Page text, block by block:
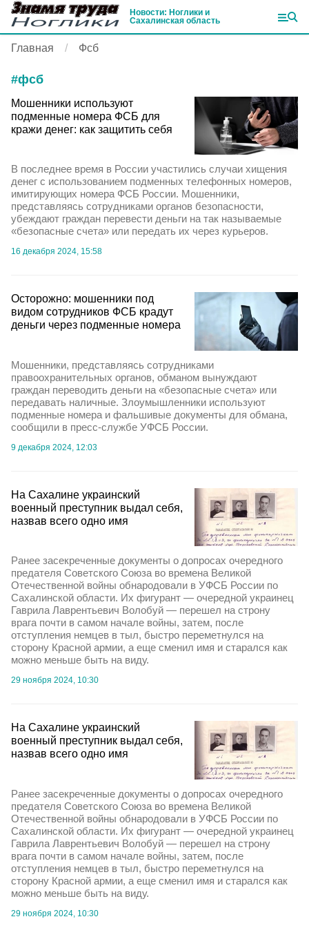
Новости: Ноглики и
Сахалинская область
Главная Фсб
#фсб
Мошенники используют
подменные номера ФСБ для
кражи денег: как защитить себя
В последнее время в России участились случаи хищения
денег с использованием подменных телефонных номеров,
имитирующих номера ФСБ России. Мошенники,
представляясь сотрудниками органов безопасности,
убеждают граждан перевести деньги на так называемые
«безопасные счета» или передать их через курьеров.
16 декабря 2024, 15:58
Осторожно: мошенники под
видом сотрудников ФСБ крадут
деньги через подменные номера
Мошенники, представляясь сотрудниками
правоохранительных органов, обманом вынуждают
граждан переводить деньги на «безопасные счета» или
передавать наличные. Злоумышленники используют
подменные номера и фальшивые документы для обмана,
сообщили в пресс-службе УФСБ России.
9 декабря 2024, 12:03
На Сахалине украинский
военный преступник выдал себя,
назвав всего одно имя
Ранее засекреченные документы о допросах очередного
предателя Советского Союза во времена Великой
Отечественной войны обнародовали в УФСБ России по
Сахалинской области. Их фигурант — очередной украинец
Гаврила Лаврентьевич Волобуй — перешел на строну
врага почти в самом начале войны, затем, после
отступления немцев в тыл, быстро переметнулся на
сторону Красной армии, а еще сменил имя и старался как
можно меньше быть на виду.
29 ноября 2024, 10:30
На Сахалине украинский
военный преступник выдал себя,
назвав всего одно имя
Ранее засекреченные документы о допросах очередного
предателя Советского Союза во времена Великой
Отечественной войны обнародовали в УФСБ России по
Сахалинской области. Их фигурант — очередной украинец
Гаврила Лаврентьевич Волобуй — перешел на строну
врага почти в самом начале войны, затем, после
отступления немцев в тыл, быстро переметнулся на
сторону Красной армии, а еще сменил имя и старался как
можно меньше быть на виду.
29 ноября 2024, 10:30